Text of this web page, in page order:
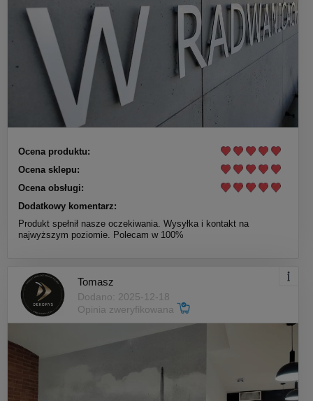
Ocena produktu:
Ocena sklepu:
Ocena obsługi:
Dodatkowy komentarz:
Produkt spełnił nasze oczekiwania. Wysyłka i kontakt na
najwyższym poziomie. Polecam w 100%
Tomasz
Dodano: 2025-12-18
Opinia zweryfikowana